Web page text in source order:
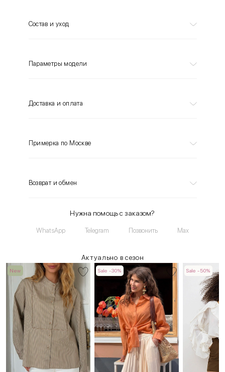
Состав и уход
Параметры модели
Доставка и оплата
Примерка по Москве
Возврат и обмен
Нужна помощь с заказом?
WhatsApp Telegram Позвонить Max
Актуально в сезон
New Sale -30% Sale -50%